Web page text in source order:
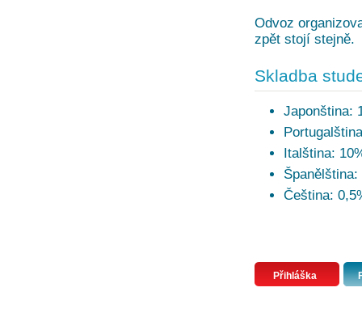
Odvoz
zpět stojí stejně.
Skladba
Japonština:
Italština:
Španělština:
Čeština:
Přihláška